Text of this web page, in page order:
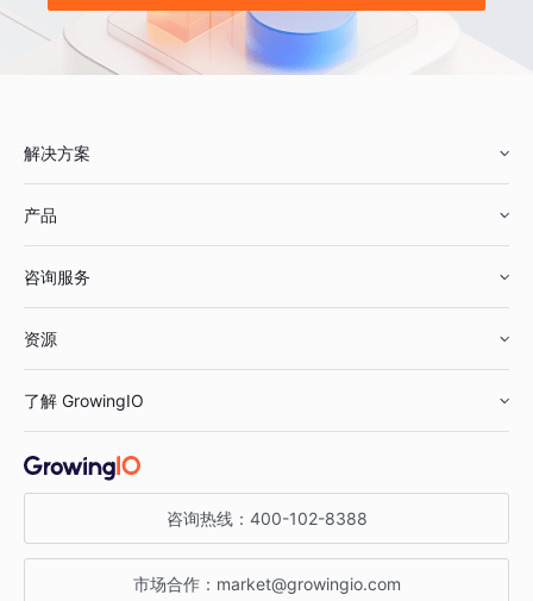
解决方案
鞋服行业
汽车行业
金融行业
产品
智能运营
获客分析
咨询服务
资源
增长公开课
增长博客
了解 GrowingIO
关于 GrowingIO
增长大会
咨询热线： 400-102-8388
市场合作： market@growingio.com